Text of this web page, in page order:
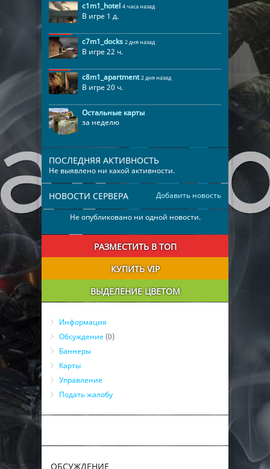
c1m1_hotel 4 часа назад
В игре 1 д.
c7m1_docks 2 дня назад
В игре 22 ч.
c8m1_apartment 2 дня назад
В игре 20 ч.
Остальные карты
за неделю
ПОСЛЕДНЯЯ АКТИВНОСТЬ
Не выявлено ни какой активности.
Добавить новость
НОВОСТИ СЕРВЕРА
Не опубликовано ни одной новости.
РАЗМЕСТИТЬ В ТОП
КУПИТЬ VIP
ВЫДЕЛЕНИЕ ЦВЕТОМ
Информация
Обсуждение (0)
Баннеры
Карты
Управление
Подать жалобу
ОБСУЖДЕНИЕ